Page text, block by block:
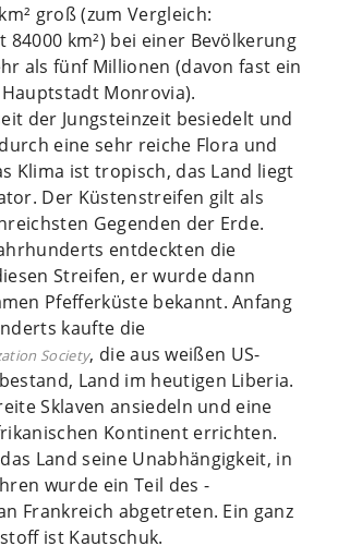
groß (zum Vergleich:
84000 km²) bei einer Bevölkerung
als fünf Millionen (davon fast ein
Monrovia).
der Jungsteinzeit besiedelt und
eine sehr reiche Flora und
Klima ist tropisch, das Land liegt
Der Küstenstreifen gilt als
Gegenden der Erde.
entdeckten die
Streifen, er wurde dann
Pfefferküste bekannt. Anfang
kaufte die
Society, die aus weißen US-
Land im heutigen Liberia.
Sklaven ansiedeln und eine
Kontinent errichten.
Land seine Unabhängigkeit, in
wurde ein Teil des
Frankreich abgetreten. Ein ganz
ist Kautschuk.